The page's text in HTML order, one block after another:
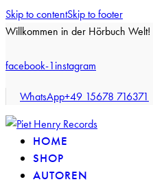
Skip to contentSkip to footer
Willkommen in der Hörbuch Welt!
facebook-1instagram
WhatsApp+49 15678 716371
HOME
SHOP
AUTOREN